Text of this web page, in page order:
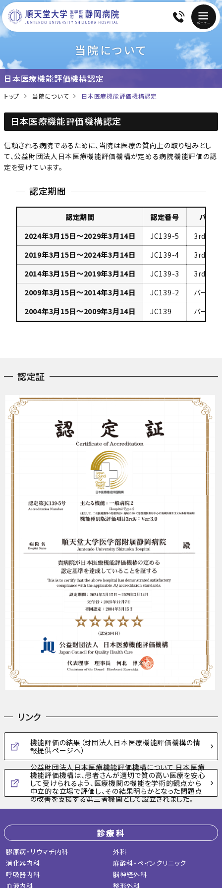
当院について
日本医療機能評価機構認定
トップ 当院について 日本医療機能評価機構認定
日本医療機能評価機構認定
信頼される病院であるために、当院は医療の質向上の取り組みとし
て、公益財団法人日本医療機能評価機構が定める病院機能評価の認
定を受けています。
認定期間
認定期間 認定番号
バージ
2024年3月15日～2029年3月14日
JC139-5
2019年3月15日～2024年3月14日
JC139-4
2014年3月15日～2019年3月14日
JC139-3
2009年3月15日～2014年3月14日
JC139-2
バージ
2004年3月15日～2009年3月14日
JC139 バージ
認定証
リンク
機能評価の結果（財団法人日本医療機能評価機構の情
報提供ページへ）
公益財団法人日本医療機能評価機構について日本医療
機能評価機構は、患者さんが適切で質の高い医療を安心
して受けられるよう、医療機関の機能を学術的観点から
中立的な立場で評価し、その結果明らかとなった問題点
の改善を支援する第三者機関として設立されました。
診療科
膠原病・リウマチ内科
消化器内科
呼吸器内科
血液内科
外科
麻酔科・ペインクリニック
脳神経外科
整形外科